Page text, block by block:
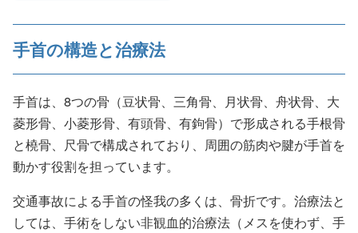
手首の構造と治療法
手首は、8つの骨（豆状骨、三角骨、月状骨、舟状骨、大
菱形骨、小菱形骨、有頭骨、有鉤骨）で形成される手根骨
と橈骨、尺骨で構成されており、周囲の筋肉や腱が手首を
動かす役割を担っています。
交通事故による手首の怪我の多くは、骨折です。治療法と
しては、手術をしない非観血的治療法（メスを使わず、手